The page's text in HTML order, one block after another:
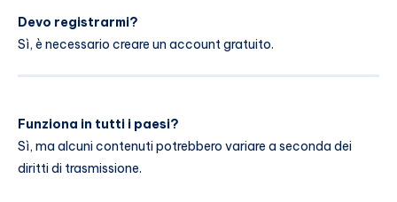
Devo registrarmi?
Sì, è necessario creare un account gratuito.
Funziona in tutti i paesi?
Sì, ma alcuni contenuti potrebbero variare a seconda dei
diritti di trasmissione.